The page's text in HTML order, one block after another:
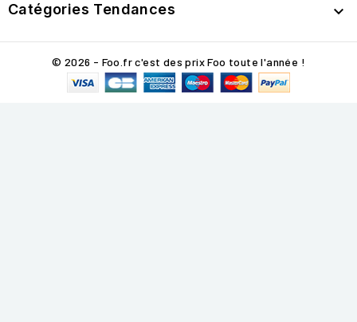
Catégories Tendances 
© 2026 - Foo.fr c'est des prix Foo toute l'année !